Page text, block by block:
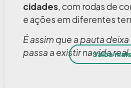
cidades, com rodas de
e ações em diferentes
É assim que a pauta
passa a existir na vida real.
Saiba mais